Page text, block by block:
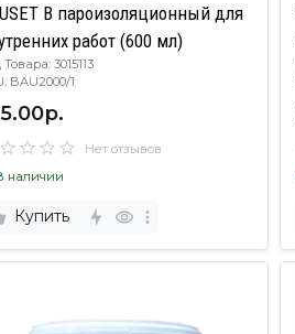
B пароизоляционный для
работ (600 мл)
3015113
BAU2000/1
Нет отзывов
наличии
Купить